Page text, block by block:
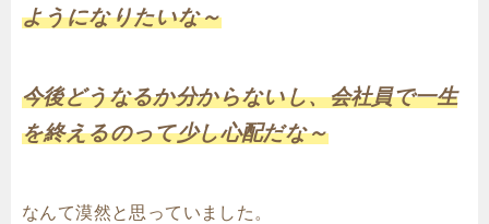
ようになりたいな～
今後どうなるか分からないし、会社員で一生
を終えるのって少し心配だな～
なんて漠然と思っていました。